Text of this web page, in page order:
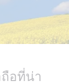
อที่น่า